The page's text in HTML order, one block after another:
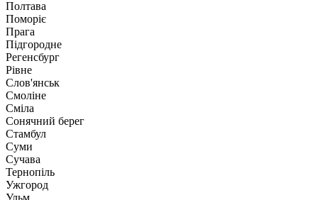
Полтава
Поморіє
Прага
Підгородне
Регенсбург
Рівне
Слов'янськ
Смоліне
Сміла
Сонячний берег
Стамбул
Суми
Сучава
Тернопіль
Ужгород